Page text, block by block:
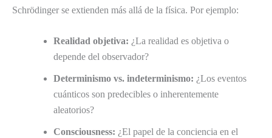
Schrödinger se extienden más allá de la física. Por ejemplo:
Realidad objetiva: ¿La realidad es objetiva o
depende del observador?
Determinismo vs. indeterminismo: ¿Los eventos
cuánticos son predecibles o inherentemente
aleatorios?
Consciousness: ¿El papel de la conciencia en el